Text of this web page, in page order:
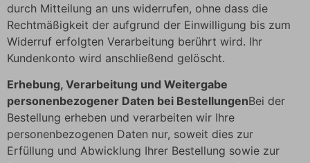
durch Mitteilung an uns widerrufen, ohne dass die
Rechtmäßigkeit der aufgrund der Einwilligung bis zum
Widerruf erfolgten Verarbeitung berührt wird. Ihr
Kundenkonto wird anschließend gelöscht.
Erhebung, Verarbeitung und Weitergabe
personenbezogener Daten bei BestellungenBei der
Bestellung erheben und verarbeiten wir Ihre
personenbezogenen Daten nur, soweit dies zur
Erfüllung und Abwicklung Ihrer Bestellung sowie zur